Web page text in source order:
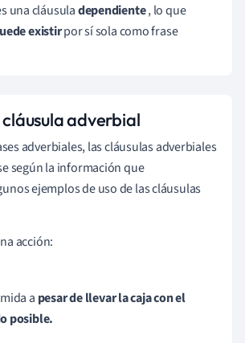
una cláusuladependiente, lo que
existirpor sí sola como frase
adverbial
adverbiales, las cláusulas adverbiales
según la información que
ejemplos de uso de las cláusulas
acción:
a pesar de llevar la caja con el
posible.